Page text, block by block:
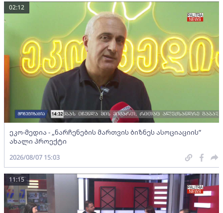
ეკო-მედია - „ნარჩენების მართვის ბიზნეს ასოციაციის”
ახალი პროექტი
02:12
2026/08/07 15:03
11:15